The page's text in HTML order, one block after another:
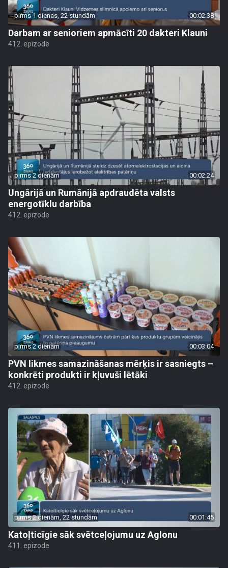
pirms 1 dienas, 22 stundām 00:02:38
Darbam ar senioriem apmācīti 20 dakteri Klauni
412. epizode
pirms 2 dienām 00:02:24
Ungārijā un Rumānijā apdraudēta valsts
energotīklu darbība
412. epizode
pirms 2 dienām 00:03:04
PVN likmes samazināšanas mērķis ir sasniegts –
konkrēti produkti ir kļuvuši lētāki
412. epizode
pirms 2 dienām, 22 stundām 00:01:45
Katoļticīgie sāk svētceļojumu uz Aglonu
411. epizode